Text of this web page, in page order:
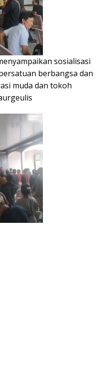
sosialisasi
berbangsa dan
muda dan tokoh